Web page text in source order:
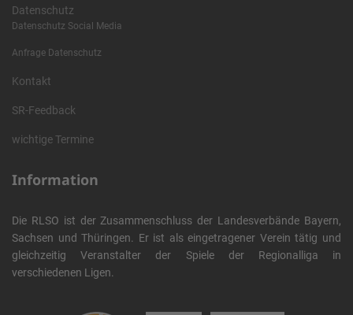
Datenschutz
Datenschutz Social Media
Anfrage Datenschutz
Kontakt
SR-Feedback
wichtige Termine
Information
Die RLSO ist der Zusammenschluss der Landesverbände Bayern,
Sachsen und Thüringen. Er ist als eingetragener Verein tätig und
gleichzeitig Veranstalter der Spiele der Regionalliga in
verschiedenen Ligen.